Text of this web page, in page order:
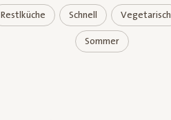
Restlküche Schnell Vegetarisch
Sommer